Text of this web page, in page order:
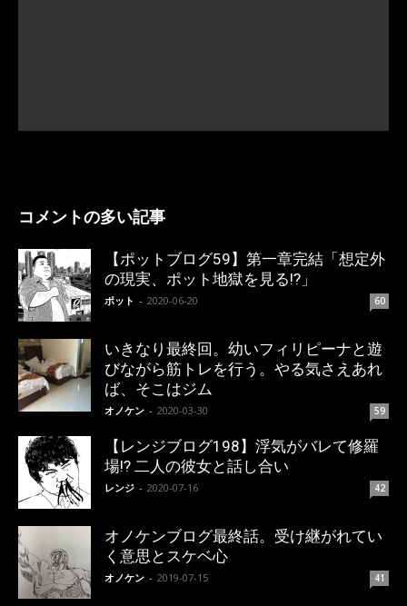
コメントの多い記事
【ポットブログ59】第一章完結「想定外
の現実、ポット地獄を見る!?」
ポット - 2020-06-20 60
いきなり最終回。幼いフィリピーナと遊
びながら筋トレを行う。やる気さえあれ
ば、そこはジム
オノケン - 2020-03-30 59
【レンジブログ198】浮気がバレて修羅
場!? 二人の彼女と話し合い
レンジ - 2020-07-16 42
オノケンブログ最終話。受け継がれてい
く意思とスケベ心
オノケン - 2019-07-15 41